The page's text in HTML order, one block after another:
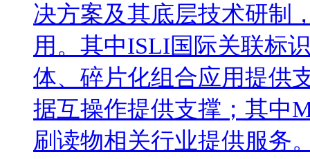
决方案及其底层技术研制
用。其中ISLI国际关联标
体、碎片化组合应用提供
据互操作提供支撑；其中
刷读物相关行业提供服务